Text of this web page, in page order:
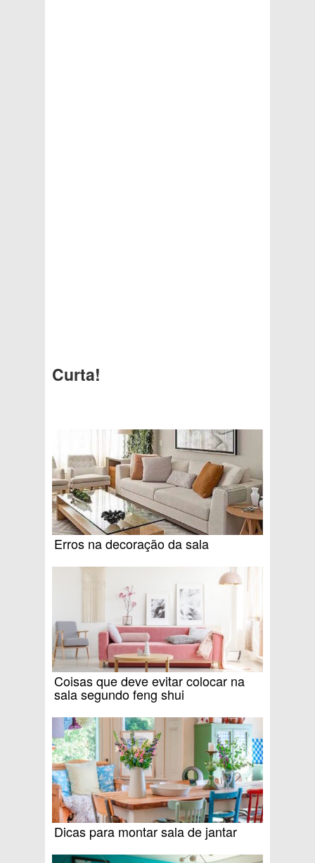
Curta!
Erros na decoração da sala
Coisas que deve evitar colocar na
sala segundo feng shui
Dicas para montar sala de jantar